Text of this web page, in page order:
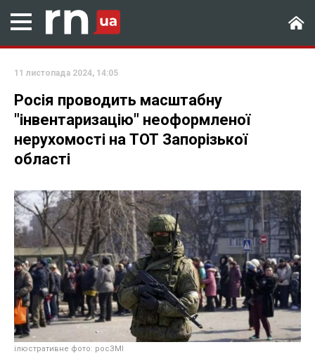
11 листопада 2024, 14:05
Росія проводить масштабну
"інвентаризацію" неоформленої
нерухомості на ТОТ Запорізької
області
ілюстративне фото: росЗМІ